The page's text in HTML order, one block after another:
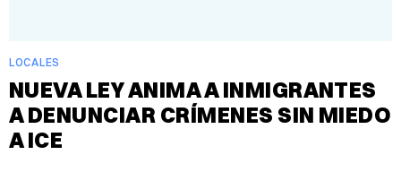
LOCALES
NUEVA LEY ANIMA A INMIGRANTES
A DENUNCIAR CRÍMENES SIN MIEDO
A ICE